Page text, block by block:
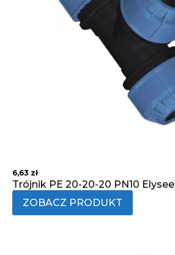
6,63 zł
Trójnik PE 20-20-20 PN10 Elysee
ZOBACZ PRODUKT